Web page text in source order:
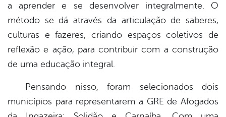
a aprender e se desenvolver integralmente. O
método se dá através da articulação de saberes,
culturas e fazeres, criando espaços coletivos de
reflexão e ação, para contribuir com a construção
de uma educação integral.
Pensando nisso, foram selecionados dois
municípios para representarem a GRE de Afogados